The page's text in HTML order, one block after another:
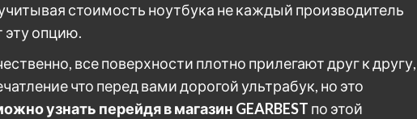
стоимость ноутбука не каждый производитель
эту опцию.
все поверхности плотно прилегают друг к другу,
что перед вами дорогой ультрабук, но это
узнать перейдя в магазин GEARBEST по этой